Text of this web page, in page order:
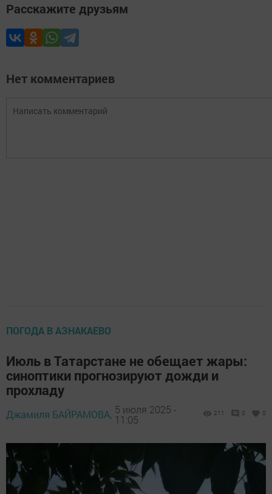
Расскажите друзьям
Нет комментариев
ПОГОДА В АЗНАКАЕВО
Июль в Татарстане не обещает жары:
синоптики прогнозируют дожди и
прохладу
Джамиля БАЙРАМОВА, 5 июля 2025 -
11:05
211 0 0